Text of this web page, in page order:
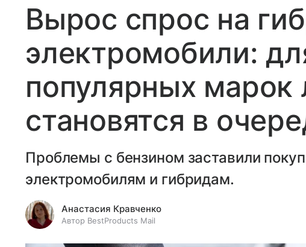
Вырос спрос на
электромобили:
популярных марок
становятся в
Проблемы с бензином заставили
электромобилям и гибридам.
Анастасия Кравченко
Автор BestProducts Mail